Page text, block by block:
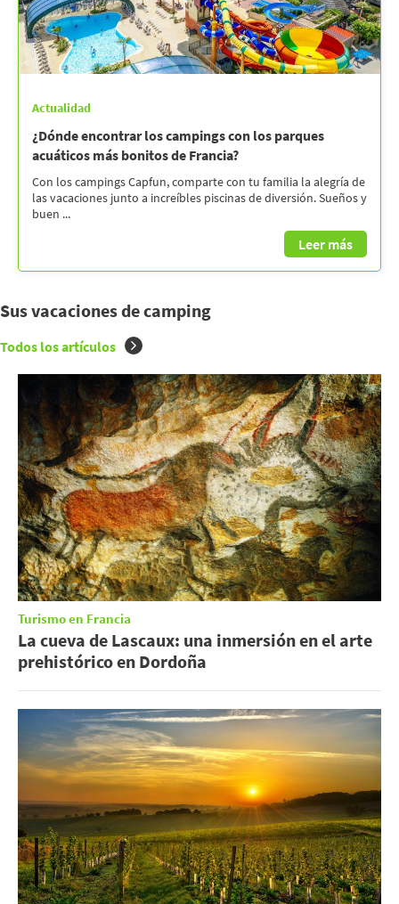
Actualidad
¿Dónde encontrar los campings con los parques
acuáticos más bonitos de Francia?
Con los campings Capfun, comparte con tu familia la alegría de
las vacaciones junto a increíbles piscinas de diversión. Sueños y
buen ...
Leer más
Sus vacaciones de camping
Todos los artículos
Turismo en Francia
La cueva de Lascaux: una inmersión en el arte
prehistórico en Dordoña